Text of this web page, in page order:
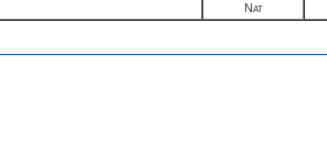
Nat